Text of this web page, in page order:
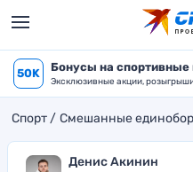
50K Бонусы на спортивные
Эксклюзивные акции,
Спорт Смешанные
Денис Акинин